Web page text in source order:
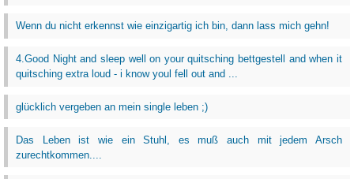
Wenn du nicht erkennst wie einzigartig ich bin, dann lass mich gehn!
4.Good Night and sleep well on your quitsching bettgestell and when it
quitsching extra loud - i know youl fell out and ...
glücklich vergeben an mein single leben ;)
Das Leben ist wie ein Stuhl, es muß auch mit jedem Arsch
zurechtkommen....